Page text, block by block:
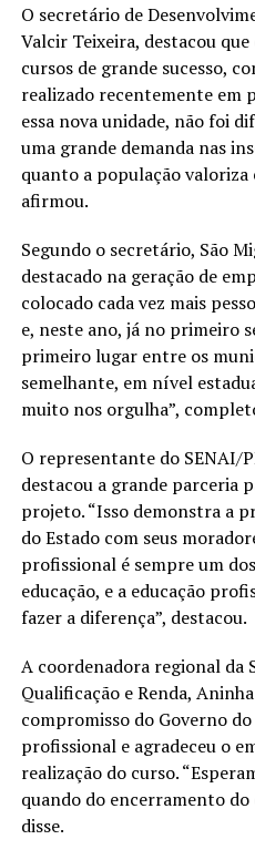
O secretário de
Valcir Teixeira, destacou
cursos de grande sucesso,
realizado recentemente em
essa nova unidade, não foi
uma grande demanda nas
quanto a população valoriza
afirmou.
Segundo o secretário, São
destacado na geração de
colocado cada vez mais
e, neste ano, já no primeiro
primeiro lugar entre os
semelhante, em nível
muito nos orgulha”,
O representante do SENAI/
destacou a grande parceria
projeto. “Isso demonstra a
do Estado com seus
profissional é sempre um
educação, e a educação
fazer a diferença”, destacou.
A coordenadora regional da
Qualificação e Renda,
compromisso do Governo
profissional e agradeceu o
realização do curso.
quando do encerramento do
disse.